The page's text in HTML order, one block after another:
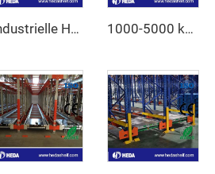
Industrielle Hochregale für den Großhandel 1000-5000 kg Hochkapazitäts-Regale mit verstellbaren Palettenstützen